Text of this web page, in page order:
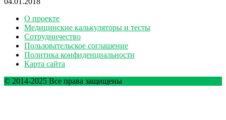
О проекте
Медицинские калькуляторы и тесты
Сотрудничество
Пользовательское соглашение
Политика конфиденциальности
Карта сайта
© 2014-2025 Все права защищены